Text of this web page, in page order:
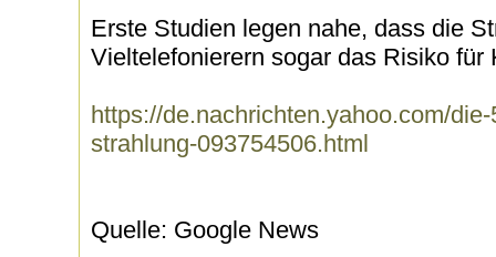
Erste Studien legen nahe, dass die
Vieltelefonierern sogar das Risiko für
https://de.nachrichten.yahoo.com/
strahlung-093754506.html
Quelle: Google News